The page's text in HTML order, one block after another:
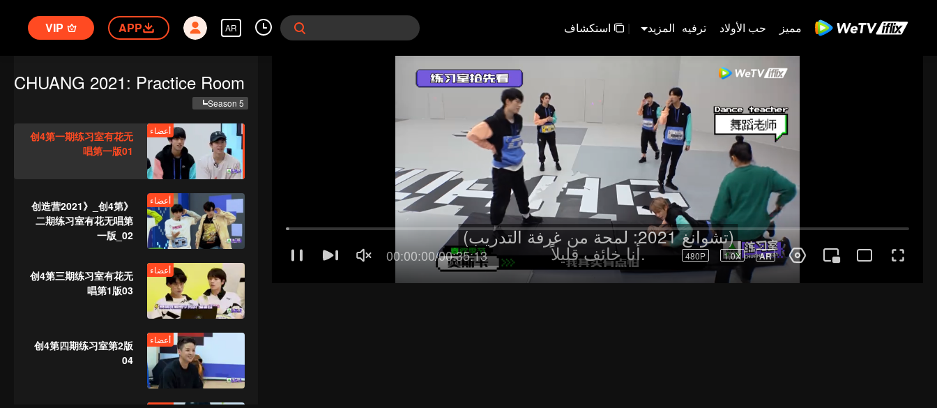
مميز حب الأولاد ترفيه المزيد | استكشاف AR
APP
VIP
CHUANG 2021: Practice Room
Season 5
أعضاء
创4第一期练习室有花无
唱第一版01
أعضاء
《创造营2021》_创4第
二期练习室有花无唱第
一版_02
أعضاء
创4第三期练习室有花无
唱第1版03
أعضاء
创4第四期练习室第2版
04